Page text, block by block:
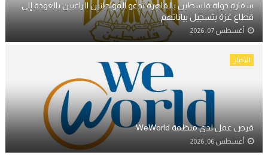
سفارة دولة فلسطين بالقاهرة تدعو المواطنين الراغبين بالعودة إلى
قطاع غزة بتسجيل بياناتهم
أغسطس 07, 2026
الأخبار
فرص عمل لدى منظمة WeWorld
أغسطس 06, 2026